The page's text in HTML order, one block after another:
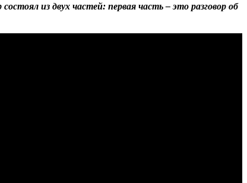
из двух частей: первая часть – это разговор об